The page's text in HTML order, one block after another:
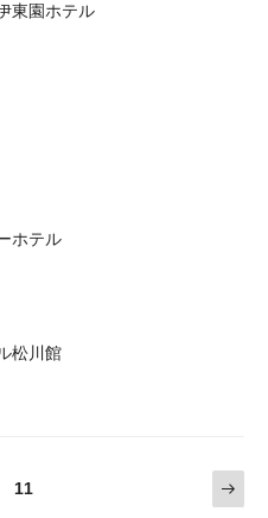
東園ホテル
ホテル
松川館
固
11
次
の